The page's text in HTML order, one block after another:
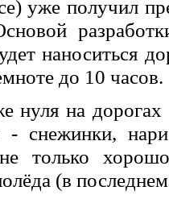
уже получил
наноситься
до 10 часов.
нуля на
- снежинки,
только
(в